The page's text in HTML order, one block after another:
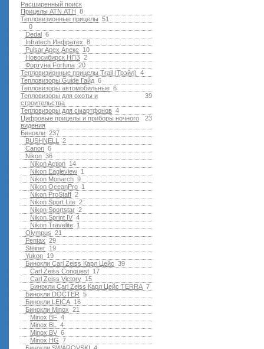
Расширенный поиск
8
Прицелы ATN АТН
51
Тепловизионные прицелы
0
6
Dedal
8
Infratech Инфратех
10
Pulsar Apex Апекс
2
Новосибирск НПЗ
20
Фортуна Fortuna
4
Тепловизионные прицелы Trail (Трэйл)
6
Тепловизоры Guide Гайд
6
Тепловизоры автомобильные
39
Тепловизоры для охоты и
строительства
4
Тепловизоры для смартфонов
23
Цифровые прицелы и приборы ночного
видения
237
Бинокли
2
BUSHNELL
6
Canon
36
Nikon
14
Nikon Action
1
Nikon Eagleview
9
Nikon Monarch
1
Nikon OceanPro
2
Nikon ProStaff
2
Nikon Sport Lite
2
Nikon Sportstar
4
Nikon Sprint IV
1
Nikon Travelite
21
Olympus
29
Pentax
19
Steiner
19
Yukon
39
Бинокли Carl Zeiss Карл Цейс
17
Carl Zeiss Conquest
15
Carl Zeiss Victory
7
Бинокли Carl Zeiss Карл Цейс TERRA
5
Бинокли DOCTER
16
Бинокли LEICA
21
Бинокли Minox
4
Minox BF
4
Minox BL
6
Minox BV
7
Minox HG